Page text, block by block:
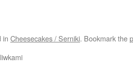
in Cheesecakes / Serniki. Bookmark the